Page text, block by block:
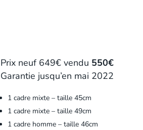
Prix neuf 649€ vendu 550€
Garantie jusqu’en mai 2022
1 cadre mixte – taille 45cm
1 cadre mixte – taille 49cm
1 cadre homme – taille 46cm